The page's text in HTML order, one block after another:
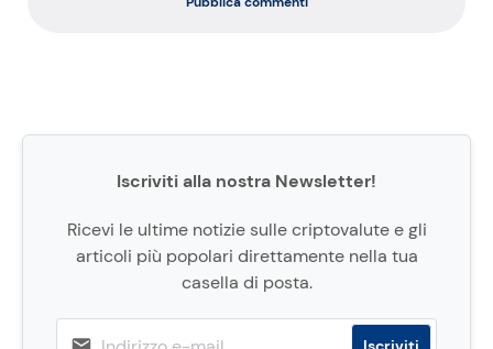
Iscriviti alla nostra Newsletter!
Ricevi le ultime notizie sulle criptovalute e gli
articoli più popolari direttamente nella tua
casella di posta.